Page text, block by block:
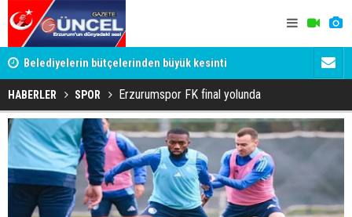
Belediyelerin bütçelerinden büyük kesinti
HABERLER SPOR Erzurumspor FK final yolunda